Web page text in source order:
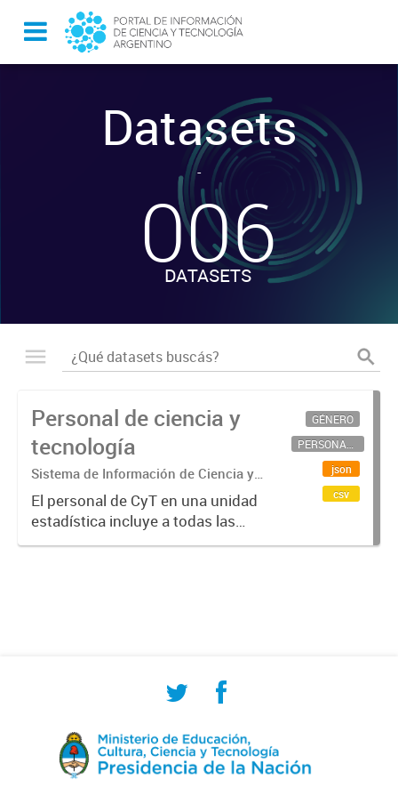
Datasets
-
006
DATASETS
Personal de ciencia y
tecnología
Sistema de Información de Ciencia y
Tecnología Argentino (SICYTAR)
El personal de CyT en una unidad
estadística incluye a todas las
personas involucradas
GÉNERO
PERSONAL CIENTÍFICO-TECNOLÓGICO
json
csv